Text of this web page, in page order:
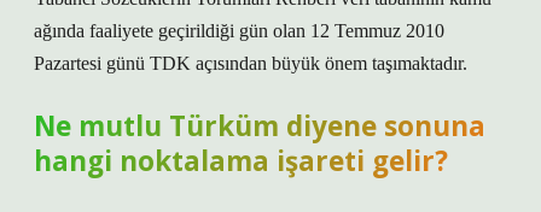
ağında faaliyete geçirildiği gün olan 12 Temmuz 2010
Pazartesi günü TDK açısından büyük önem taşımaktadır.
Ne mutlu Türküm diyene sonuna
hangi noktalama işareti gelir?